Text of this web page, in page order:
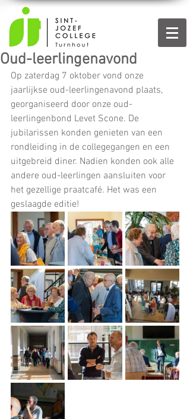
Oud-leerlingenavond
Op zaterdag 7 oktober vond onze
jaarlijkse oud-leerlingenavond plaats,
georganiseerd door onze oud-
leerlingenbond Levet Scone. De
jubilarissen konden genieten van een
rondleiding in de collegegangen en een
uitgebreid diner. Nadien konden ook alle
andere oud-leerlingen aansluiten voor
het gezellige praatcafé. Het was een
geslaagde editie!